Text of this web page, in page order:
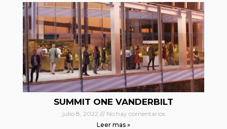
SUMMIT ONE VANDERBILT
julio 8, 2022
No hay comentarios
Leer mas »